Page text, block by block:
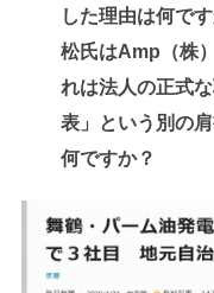
した理由は何で
松氏はAmp（株
れは法人の正式
表」という別の
何ですか？